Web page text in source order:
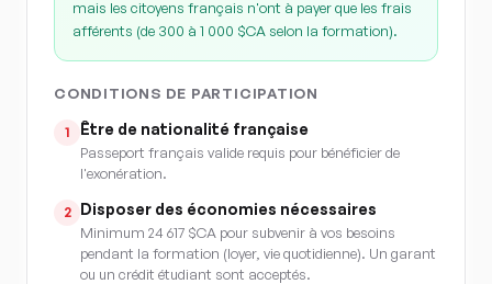
mais les citoyens français n'ont à payer que les frais
afférents (de 300 à 1 000 $CA selon la formation).
CONDITIONS DE PARTICIPATION
1 Être de nationalité française
Passeport français valide requis pour bénéficier de
l'exonération.
2 Disposer des économies nécessaires
Minimum 24 617 $CA pour subvenir à vos besoins
pendant la formation (loyer, vie quotidienne). Un garant
ou un crédit étudiant sont acceptés.